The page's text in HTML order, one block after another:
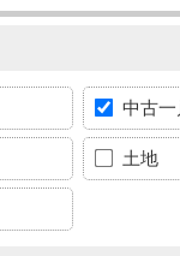
中古一
土地